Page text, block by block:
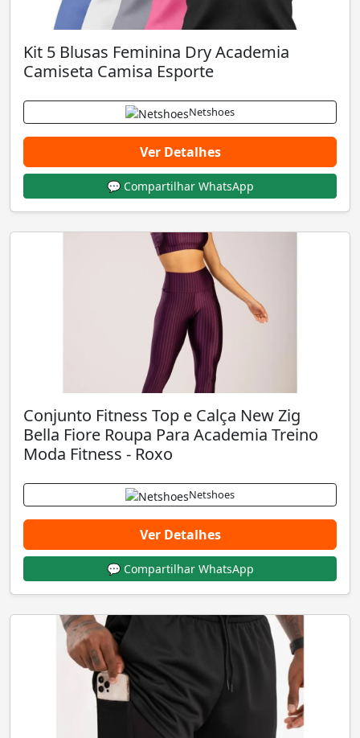
Kit 5 Blusas Feminina Dry Academia
Camiseta Camisa Esporte
Netshoes
Ver Detalhes
💬 Compartilhar WhatsApp
Conjunto Fitness Top e Calça New Zig
Bella Fiore Roupa Para Academia Treino
Moda Fitness - Roxo
Netshoes
Ver Detalhes
💬 Compartilhar WhatsApp